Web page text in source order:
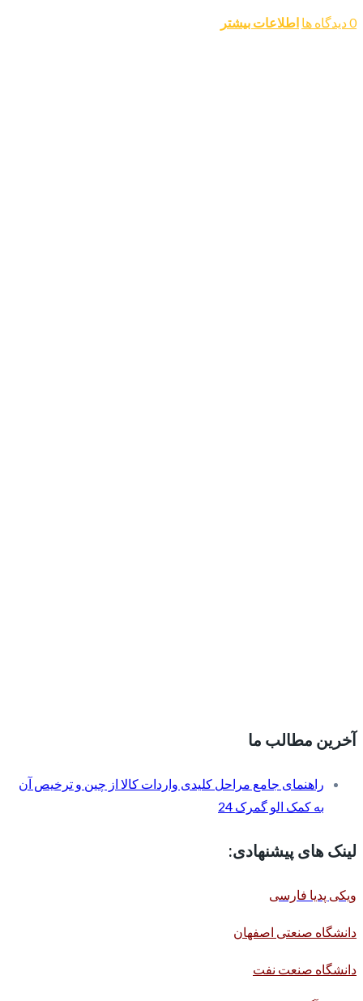
0 دیدگاه ها اطلاعات بیشتر
آخرین مطالب ما
راهنمای جامع مراحل کلیدی واردات کالا از چین و ترخیص آن
به کمک الو گمرک 24
لینک های پیشنهادی:
ویکی پدیا فارسی
دانشگاه صنعتی اصفهان
دانشگاه صنعت نفت